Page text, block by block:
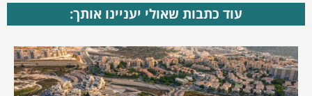
עוד כתבות שאולי יעניינו אותך: